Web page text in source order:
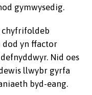
gymwysedig.
chyfrifoldeb
yn ffactor
Nid oes
llwybr gyrfa
byd-eang.